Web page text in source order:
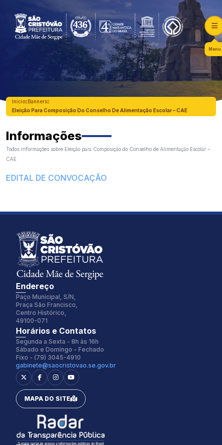
Menu
Início Banners
Eleição Para Composição Do Conselho De Alimentação Escolar – CAE
Informações
Todos informações sobre Eleição para Composição do Conselho de Alimentação Escolar –
CAE
EDITAL DE CONVOCAÇÃO
Inter
Espaçamento Fonte:
0px
Alterar Tema:
Claro
Endereço
Paço Municipal, S/N,
Praça São Francisco,
Centro Histórico,
49100-071
Horários e Contatos
Segunda a Sexta - 8h às 16h
Sábado e Domingo - Fechado
Fixo - (79) 3045-4910
gabinete@saocristovao.se.gov.br
MAPA DO SITE